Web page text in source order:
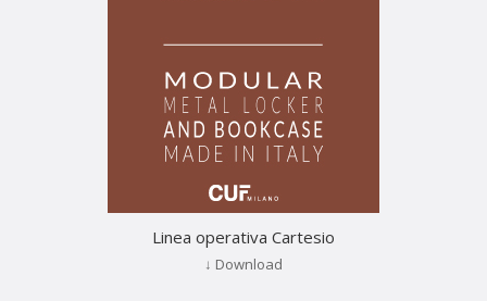
Linea operativa Cartesio
↓ Download